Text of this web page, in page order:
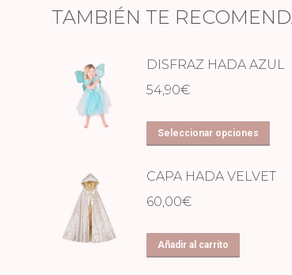
TAMBIÉN TE
DISFRAZ HADA AZUL
54,90€
Seleccionar opciones
CAPA HADA VELVET
60,00€
Añadir al carrito